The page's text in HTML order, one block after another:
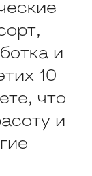
и
10
что
и